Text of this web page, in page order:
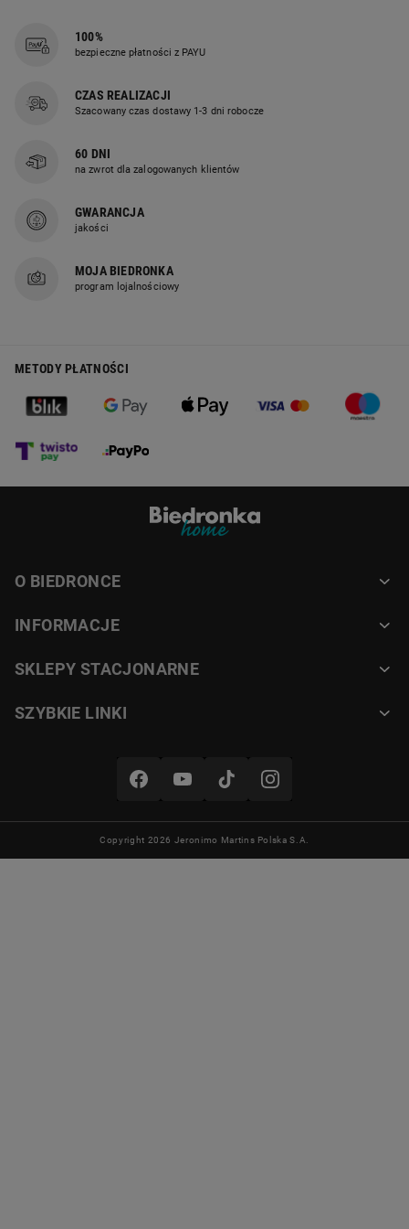
100%
bezpieczne płatności z PAYU
CZAS REALIZACJI
Szacowany czas dostawy 1-3 dni robocze
60 DNI
na zwrot dla zalogowanych klientów
GWARANCJA
jakości
MOJA BIEDRONKA
program lojalnościowy
METODY PŁATNOŚCI
O BIEDRONCE
INFORMACJE
SKLEPY STACJONARNE
SZYBKIE LINKI
Copyright 2026 Jeronimo Martins Polska S.A.